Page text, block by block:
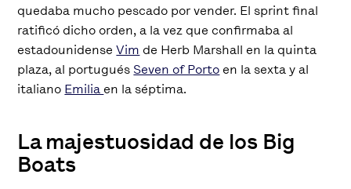
quedaba mucho pescado por vender. El sprint final
ratificó dicho orden, a la vez que confirmaba al
estadounidenseVim de Herb Marshall en la quinta
plaza, al portugués Seven of Porto en la sexta y al
italiano Emilia en la séptima.
La majestuosidad de los Big
Boats